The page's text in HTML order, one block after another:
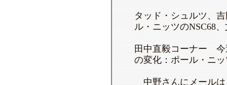
タッド・シュルツ、
ル・ニッツのNSC68
田中直毅コーナー 今
の変化：ポール・ニ
中野さんにメール